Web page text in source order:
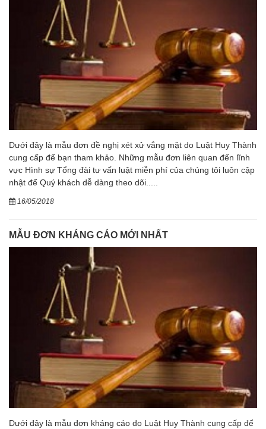
Dưới đây là mẫu đơn đề nghị xét xử vắng mặt do Luật Huy Thành
cung cấp để bạn tham khảo. Những mẫu đơn liên quan đến lĩnh
vực Hình sự Tổng đài tư vấn luật miễn phí của chúng tôi luôn cập
nhật để Quý khách dễ dàng theo dõi.....
16/05/2018
MẪU ĐƠN KHÁNG CÁO MỚI NHẤT
Dưới đây là mẫu đơn kháng cáo do Luật Huy Thành cung cấp để